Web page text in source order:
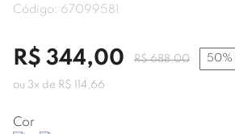
Código: 67099581
R$ 344,00 R$ 688,00 50%
ou 3x de R$ 114 ,66
Cor